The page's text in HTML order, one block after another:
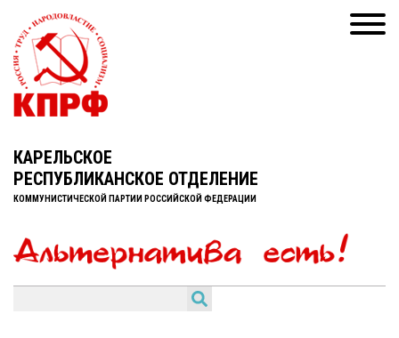
КАРЕЛЬСКОЕ
РЕСПУБЛИКАНСКОЕ ОТДЕЛЕНИЕ
КОММУНИСТИЧЕСКОЙ ПАРТИИ РОССИЙСКОЙ ФЕДЕРАЦИИ